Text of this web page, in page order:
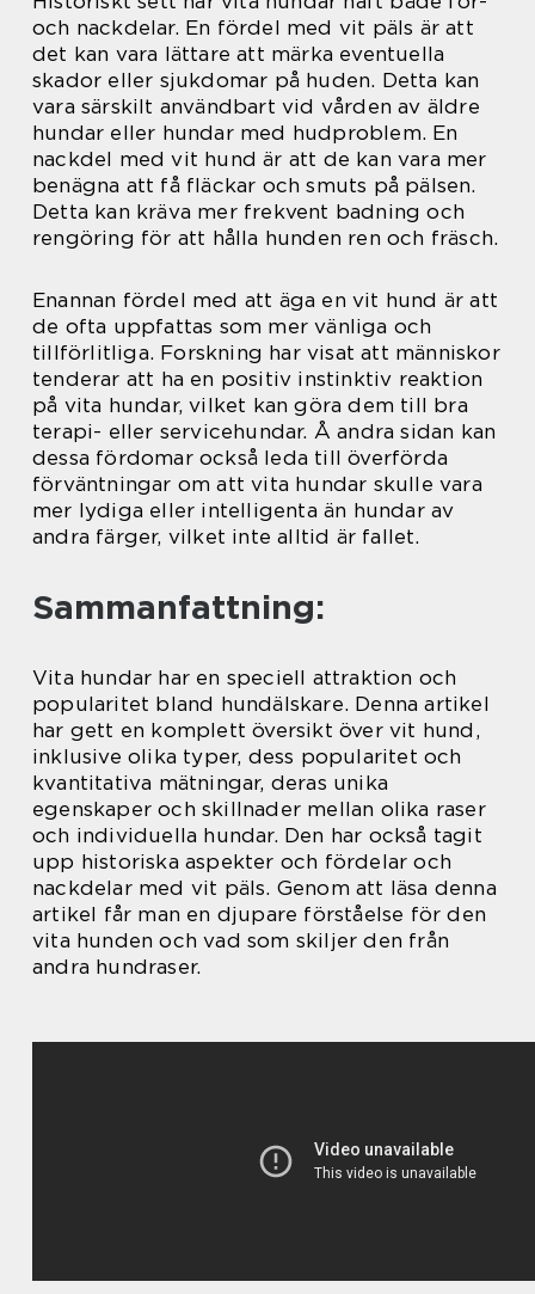
och nackdelar. En fördel med vit päls är att
det kan vara lättare att märka eventuella
skador eller sjukdomar på huden. Detta kan
vara särskilt användbart vid vården av äldre
hundar eller hundar med hudproblem. En
nackdel med vit hund är att de kan vara mer
benägna att få fläckar och smuts på pälsen.
Detta kan kräva mer frekvent badning och
rengöring för att hålla hunden ren och fräsch.
Enannan fördel med att äga en vit hund är att
de ofta uppfattas som mer vänliga och
tillförlitliga. Forskning har visat att människor
tenderar att ha en positiv instinktiv reaktion
på vita hundar, vilket kan göra dem till bra
terapi- eller servicehundar. Å andra sidan kan
dessa fördomar också leda till överförda
förväntningar om att vita hundar skulle vara
mer lydiga eller intelligenta än hundar av
andra färger, vilket inte alltid är fallet.
Sammanfattning:
Vita hundar har en speciell attraktion och
popularitet bland hundälskare. Denna artikel
har gett en komplett översikt över vit hund,
inklusive olika typer, dess popularitet och
kvantitativa mätningar, deras unika
egenskaper och skillnader mellan olika raser
och individuella hundar. Den har också tagit
upp historiska aspekter och fördelar och
nackdelar med vit päls. Genom att läsa denna
artikel får man en djupare förståelse för den
vita hunden och vad som skiljer den från
andra hundraser.